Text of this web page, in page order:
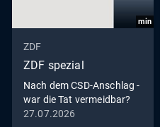
min
ZDF
ZDF spezial
Nach dem CSD-Anschlag -
war die Tat vermeidbar?
27.07.2026